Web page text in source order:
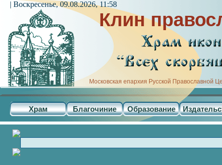
Клин
Московская епархия Русской Православной
Храм Благочиние Образование
| Воскресенье, 09.08.2026, 11:58